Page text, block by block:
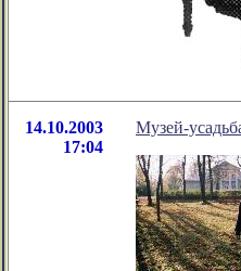
14.10.2003
17:04
Музей-